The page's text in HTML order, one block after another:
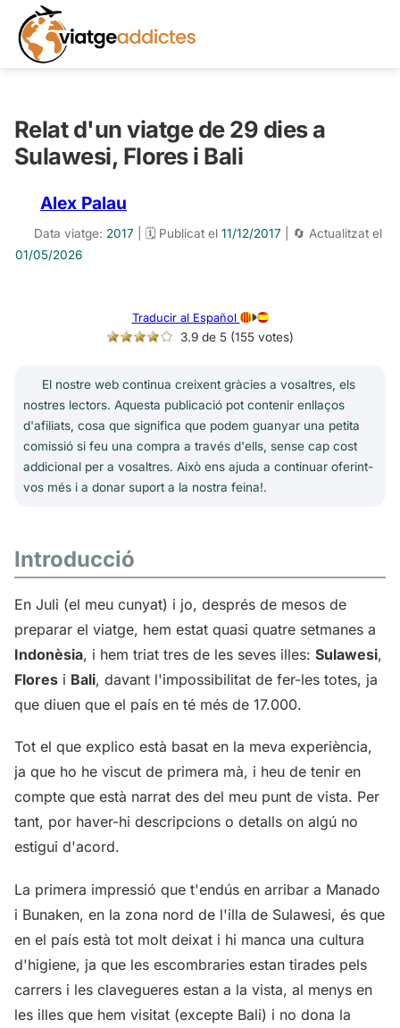
Relat d'un viatge de 29 dies a
Sulawesi, Flores i Bali
Alex Palau
Data viatge: 2017 | 🗓️ Publicat el 11/12/2017 | 🔄 Actualitzat el
01/05/2026
3.9 de 5 (155 votes)
Traducir al Español
El nostre web continua creixent gràcies a vosaltres, els
nostres lectors. Aquesta publicació pot contenir enllaços
d'afiliats, cosa que significa que podem guanyar una petita
comissió si feu una compra a través d'ells, sense cap cost
addicional per a vosaltres. Això ens ajuda a continuar oferint-
vos més i a donar suport a la nostra feina!.
Introducció
En Juli (el meu cunyat) i jo, després de mesos de
preparar el viatge, hem estat quasi quatre setmanes a
Indonèsia, i hem triat tres de les seves illes: Sulawesi,
Flores i Bali, davant l'impossibilitat de fer-les totes, ja
que diuen que el país en té més de 17.000.
Tot el que explico està basat en la meva experiència,
ja que ho he viscut de primera mà, i heu de tenir en
compte que està narrat des del meu punt de vista. Per
tant, por haver-hi descripcions o detalls on algú no
estigui d'acord.
La primera impressió que t'endús en arribar a Manado
i Bunaken, en la zona nord de l'illa de Sulawesi, és que
en el país està tot molt deixat i hi manca una cultura
d'higiene, ja que les escombraries estan tirades pels
carrers i les clavegueres estan a la vista, al menys en
les illes que hem visitat (excepte Bali) i no dona la